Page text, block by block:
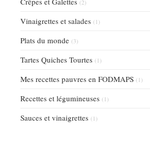
(2)
Vinaigrettes et salades (1)
Plats du monde (3)
Tartes Quiches Tourtes (1)
Mes recettes pauvres en FODMAPS (1)
Recettes et légumineuses (1)
Sauces et vinaigrettes (1)